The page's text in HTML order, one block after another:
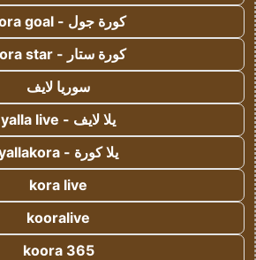
كورة جول - kora goal
كورة ستار - kora star
سوريا لايف
يلا لايف - yalla live
يلا كورة - yallakora
kora live
kooralive
koora 365